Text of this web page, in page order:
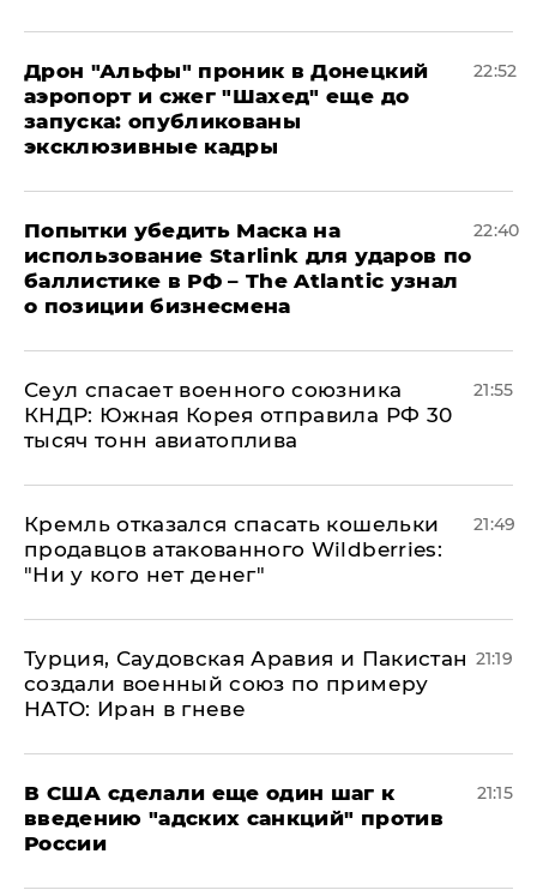
Дрон "Альфы" проник в Донецкий
аэропорт и сжег "Шахед" еще до
запуска: опубликованы
эксклюзивные кадры
22:52
Попытки убедить Маска на
использование Starlink для ударов по
баллистике в РФ – The Atlantic узнал
о позиции бизнесмена
22:40
​Сеул спасает военного союзника
КНДР: Южная Корея отправила РФ 30
тысяч тонн авиатоплива
21:55
Кремль отказался спасать кошельки
продавцов атакованного Wildberries:
"Ни у кого нет денег"
21:49
Турция, Саудовская Аравия и Пакистан
создали военный союз по примеру
НАТО: Иран в гневе
21:19
В США сделали еще один шаг к
введению "адских санкций" против
России
21:15